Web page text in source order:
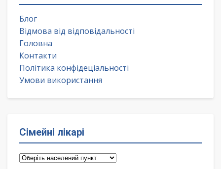
Блог
Відмова від відповідальності
Головна
Контакти
Політика конфідеціальності
Умови використання
Сімейні лікарі
Сімейні